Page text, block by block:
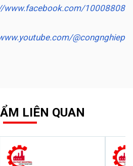
www.facebook.com/10008808
@congnghiep
LIÊN QUAN